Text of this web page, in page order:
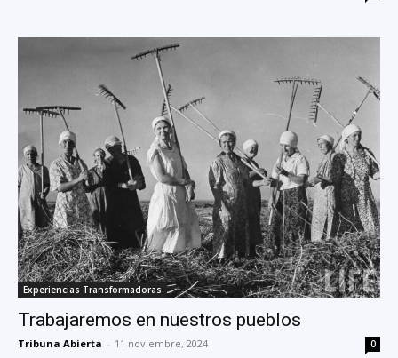
Experiencias Transformadoras
Trabajaremos en nuestros pueblos
Tribuna Abierta - 11 noviembre, 2024 0